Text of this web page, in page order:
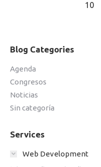
10
Blog Categories
Agenda
Congresos
Noticias
Sin categoría
Services
Web Development